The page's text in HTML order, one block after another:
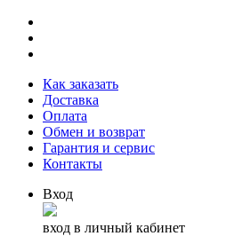
Как заказать
Доставка
Оплата
Обмен и возврат
Гарантия и сервис
Контакты
Вход
вход в личный кабинет